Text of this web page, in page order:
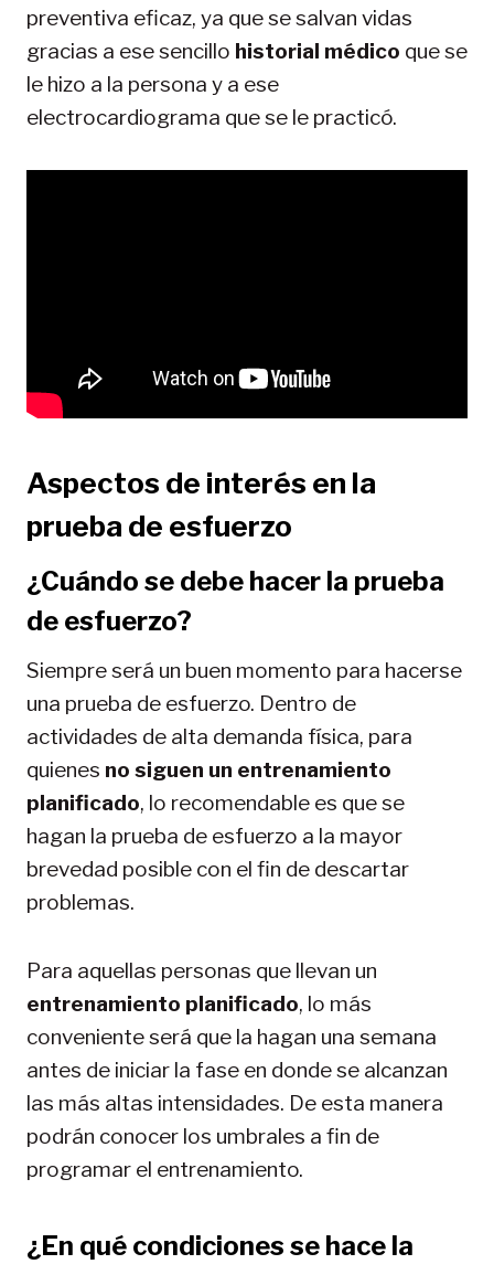
preventiva eficaz, ya que se salvan vidas
gracias a ese sencillo historial médico que se
le hizo a la persona y a ese
electrocardiograma que se le practicó.
Aspectos de interés en la
prueba de esfuerzo
¿Cuándo se debe hacer la prueba
de esfuerzo?
Siempre será un buen momento para hacerse
una prueba de esfuerzo. Dentro de
actividades de alta demanda física, para
quienes no siguen un entrenamiento
planificado, lo recomendable es que se
hagan la prueba de esfuerzo a la mayor
brevedad posible con el fin de descartar
problemas.
Para aquellas personas que llevan un
entrenamiento planificado, lo más
conveniente será que la hagan una semana
antes de iniciar la fase en donde se alcanzan
las más altas intensidades. De esta manera
podrán conocer los umbrales a fin de
programar el entrenamiento.
¿En qué condiciones se hace la